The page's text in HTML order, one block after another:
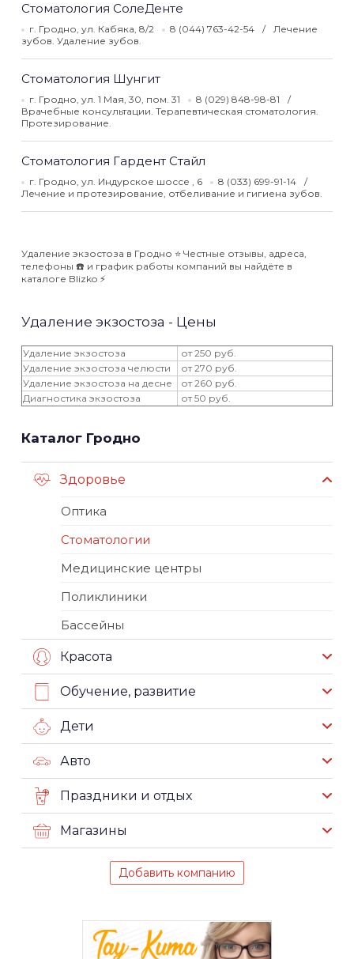
Стоматология СолеДенте
г. Гродно, ул. Кабяка, 8/2 8 (044) 763-42-54
Лечение
зубов. Удаление зубов.
Стоматология Шунгит
г. Гродно, ул. 1 Мая, 30, пом. 31
8 (029) 848-98-81
Врачебные консультации. Терапевтическая стоматология.
Протезирование.
Стоматология Гардент Стайл
г. Гродно, ул. Индурское шоссе , 6
8 (033) 699-91-14
Лечение и протезирование, отбеливание и гигиена зубов.
Удаление экзостоза в Гродно ⭐️ Честные отзывы, адреса,
телефоны ☎️ и график работы компаний вы найдёте в
каталоге Blizko ⚡️
Удаление экзостоза - Цены
Удаление экзостоза
от 250 руб.
Удаление экзостоза челюсти
от 270 руб.
Удаление экзостоза на десне
от 260 руб.
Диагностика экзостоза
от 50 руб.
Каталог Гродно
Здоровье
Оптика
Стоматологии
Медицинские центры
Поликлиники
Бассейны
Красота
Обучение, развитие
Дети
Авто
Праздники и отдых
Магазины
Добавить компанию